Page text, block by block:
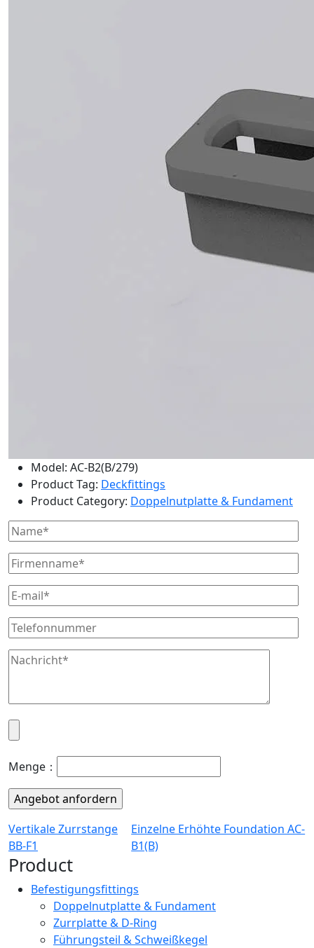
Model: AC-B2(B/279)
Product Tag: Deckfittings
Product Category: Doppelnutplatte & Fundament
Menge：
Vertikale Zurrstange
BB-F1
Einzelne Erhöhte Foundation AC-
B1(B)
Product
Befestigungsfittings
Doppelnutplatte & Fundament
Zurrplatte & D-Ring
Führungsteil & Schweißkegel